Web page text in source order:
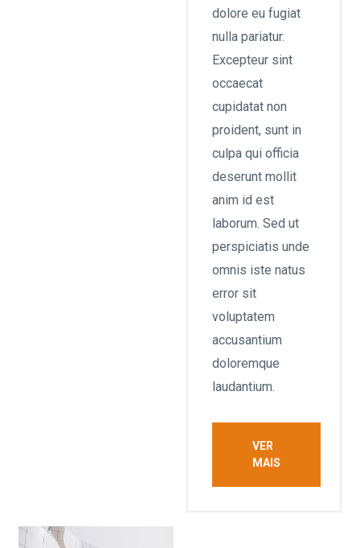
dolore eu fugiat
nulla pariatur.
Excepteur sint
occaecat
cupidatat non
proident, sunt in
culpa qui officia
deserunt mollit
anim id est
laborum. Sed ut
perspiciatis unde
omnis iste natus
error sit
voluptatem
accusantium
doloremque
laudantium.
VER
MAIS